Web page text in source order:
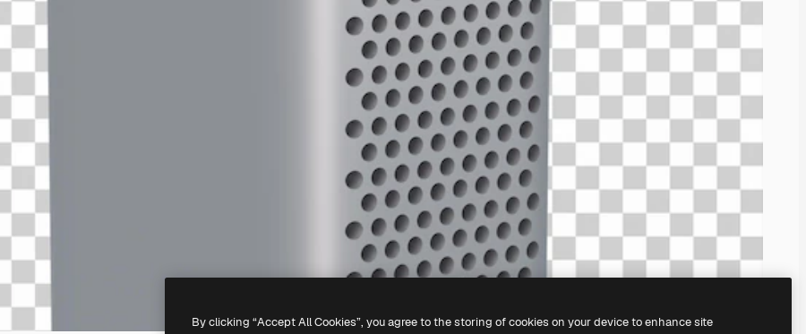
By clicking “Accept All Cookies”, you agree to the storing of cookies on your device to enhance site